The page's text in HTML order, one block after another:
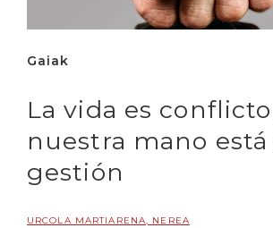
Gaiak
La vida es
nuestra mano está
gestión
URCOLA MARTIARENA, NEREA